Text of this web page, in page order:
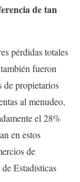
de tan
pérdidas totales
fueron
de propietarios
al menudeo,
el 28%
en estos
de
Estadísticas